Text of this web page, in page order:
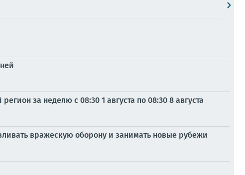
за неделю с 08:30 1 августа по 08:30 8 августа
вражескую оборону и занимать новые рубежи